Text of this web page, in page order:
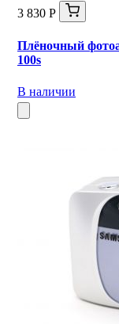
3 830 Р
Плёночный
100s
В наличии